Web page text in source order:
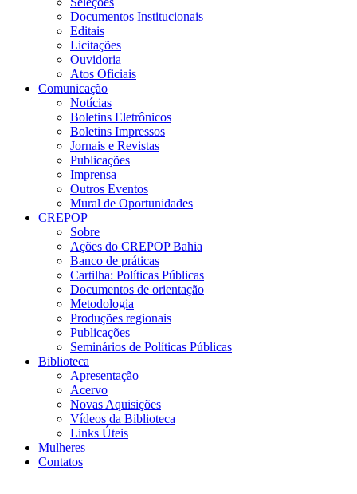
Documentos Institucionais
Editais
Licitações
Ouvidoria
Atos Oficiais
Comunicação
Notícias
Boletins Eletrônicos
Boletins Impressos
Jornais e Revistas
Publicações
Imprensa
Outros Eventos
Mural de Oportunidades
CREPOP
Sobre
Ações do CREPOP Bahia
Banco de práticas
Cartilha: Políticas Públicas
Documentos de orientação
Metodologia
Produções regionais
Publicações
Seminários de Políticas Públicas
Biblioteca
Apresentação
Acervo
Novas Aquisições
Vídeos da Biblioteca
Links Úteis
Mulheres
Contatos